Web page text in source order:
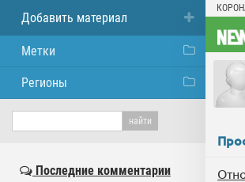
Добавить материал
Метки
Регионы
Последние комментарии